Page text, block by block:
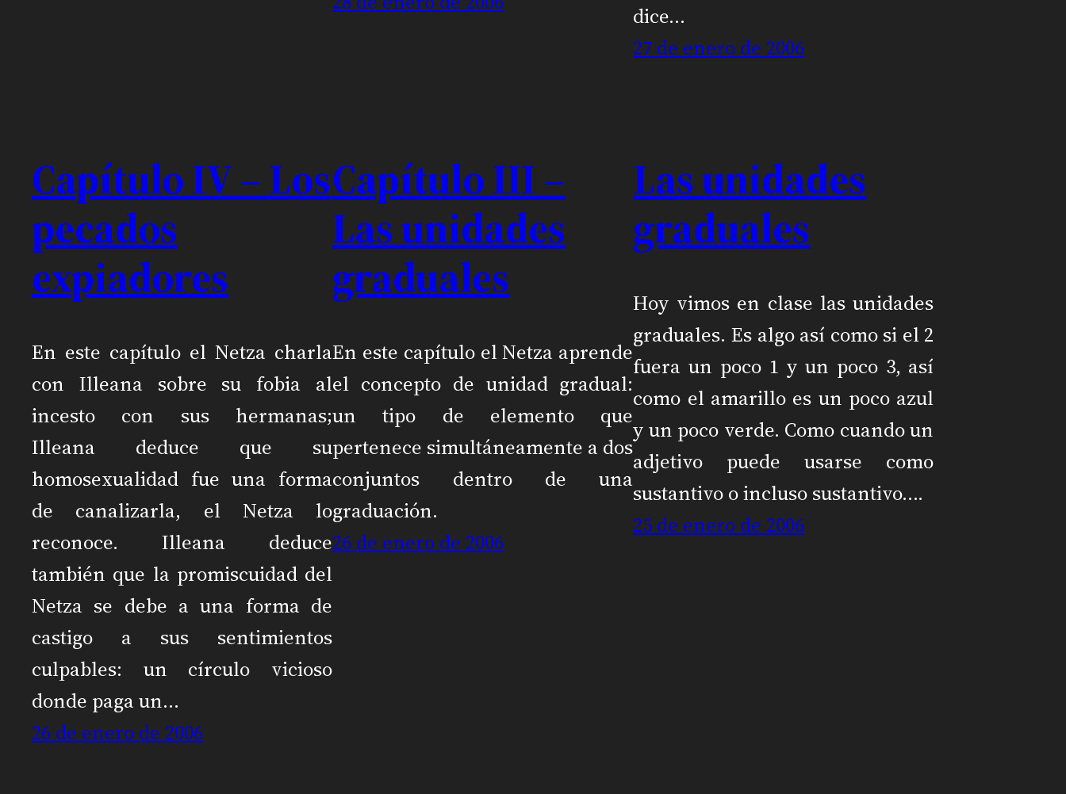
dice…
27 de enero de 2006
Capítulo IV – Los
pecados
expiadores
En este capítulo el Netza charla
con Illeana sobre su fobia al
incesto con sus hermanas;
Illeana deduce que su
homosexualidad fue una forma
de canalizarla, el Netza lo
reconoce. Illeana deduce
también que la promiscuidad del
Netza se debe a una forma de
castigo a sus sentimientos
culpables: un círculo vicioso
donde paga un…
26 de enero de 2006
Capítulo III –
Las unidades
graduales
En este capítulo el Netza aprende
el concepto de unidad gradual:
un tipo de elemento que
pertenece simultáneamente a dos
conjuntos dentro de una
graduación.
26 de enero de 2006
Las unidades
graduales
Hoy vimos en clase las unidades
graduales. Es algo así como si el 2
fuera un poco 1 y un poco 3, así
como el amarillo es un poco azul
y un poco verde. Como cuando un
adjetivo puede usarse como
sustantivo o incluso sustantivo….
25 de enero de 2006